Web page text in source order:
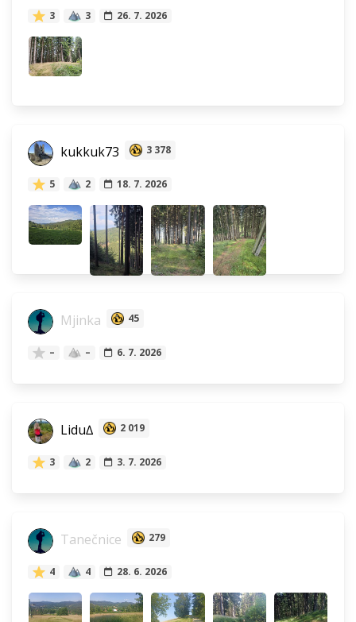
3 3 26. 7. 2026
kukkuk73 3 378
5 2 18. 7. 2026
Mjinka 45
– – 6. 7. 2026
Lidu∆ 2 019
3 2 3. 7. 2026
Tanečnice 279
4 4 28. 6. 2026